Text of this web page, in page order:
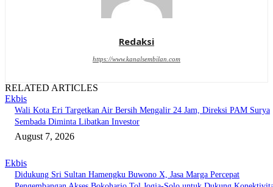
Redaksi
https://www.kanalsembilan.com
RELATED ARTICLES
Ekbis
Wali Kota Eri Targetkan Air Bersih Mengalir 24 Jam, Direksi PAM Surya
Sembada Diminta Libatkan Investor
August 7, 2026
Ekbis
Didukung Sri Sultan Hamengku Buwono X, Jasa Marga Percepat